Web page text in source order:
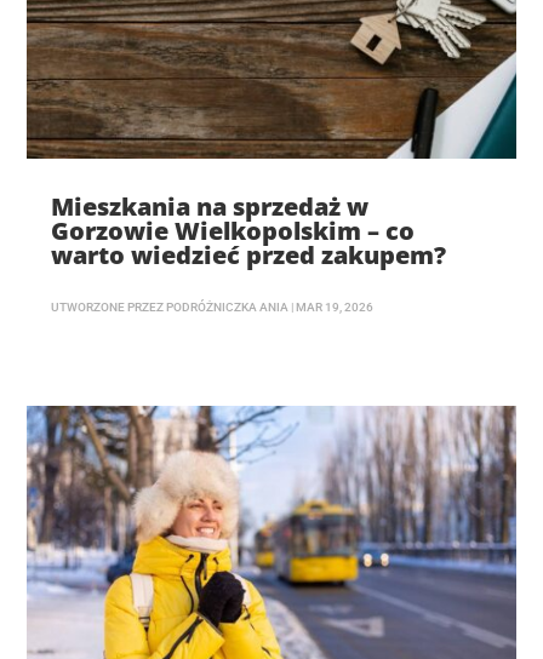
Mieszkania na sprzedaż w
Gorzowie Wielkopolskim – co
warto wiedzieć przed zakupem?
UTWORZONE PRZEZ PODRÓŻNICZKA ANIA | MAR 19, 2026